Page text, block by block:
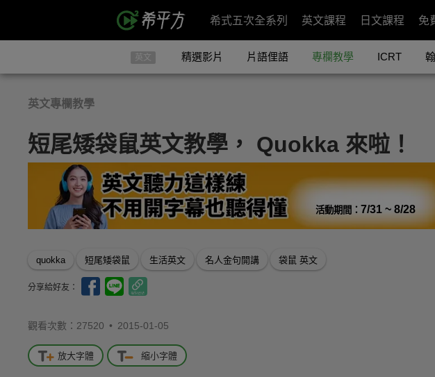
希式五次全系列 英文課程 日文課程 免
英文 精選影片 片語俚語 專欄教學 ICRT
英文專欄教學
短尾矮袋鼠英文教學， Quokka 來啦！
活動期間： 7/31 ~ 8/28
quokka 短尾矮袋鼠 生活英文 名人金句開講 袋鼠 英文
分享給好友：
觀看次數：27520 • 2015-01-05
放大字體 縮小字體